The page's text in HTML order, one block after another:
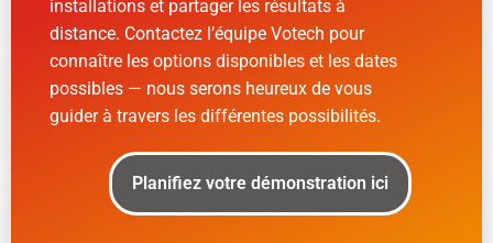
installations et partager les résultats à
distance. Contactez l’équipe Votech pour
connaître les options disponibles et les dates
possibles — nous serons heureux de vous
guider à travers les différentes possibilités.
Planifiez votre démonstration ici